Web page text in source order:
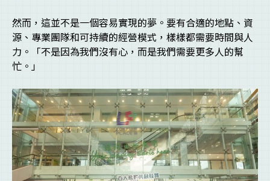
然而，這並不是一個容易實現的夢。要有合適的地點、資
源、專業團隊和可持續的經營模式，樣樣都需要時間與人
力。「不是因為我們沒有心，而是我們需要更多人的幫
忙。」